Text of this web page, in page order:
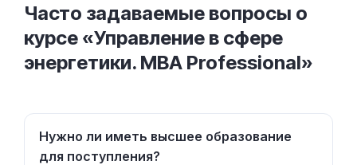
Часто задаваемые вопросы о
курсе «Управление в сфере
энергетики. MBA Professional»
Нужно ли иметь высшее образование
для поступления?